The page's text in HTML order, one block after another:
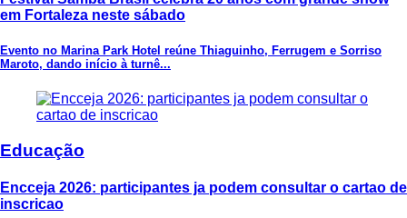
em Fortaleza neste sábado
Evento no Marina Park Hotel reúne Thiaguinho, Ferrugem e Sorriso
Maroto, dando início à turnê...
Educação
Encceja 2026: participantes ja podem consultar o cartao de
inscricao